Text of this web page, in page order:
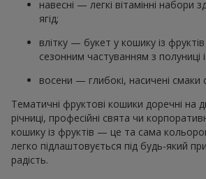
навесні — легкі вітамінні набори
ягід;
влітку — букет у кошику із
сезонним частуванням з полуниці і
восени — глибокі, насичені смаки
Тематичні фруктові кошики доречні на
річниці, професійні свята чи
кошику із фруктів — це та сама
легко підлаштовується під будь-який
радість.